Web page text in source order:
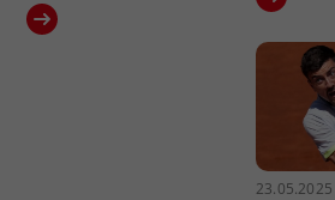
23.05.2025